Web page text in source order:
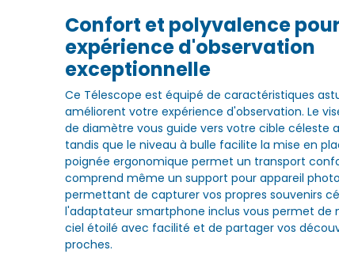
Confort et polyvalence
expérience d'observation
exceptionnelle
Ce Télescope est équipé de caractéristiques
améliorent votre expérience d'observation. Le
de diamètre vous guide vers votre cible céleste
tandis que le niveau à bulle facilite la mise en
poignée ergonomique permet un transport
comprend même un support pour appareil
permettant de capturer vos propres souvenirs
l'adaptateur smartphone inclus vous permet de
ciel étoilé avec facilité et de partager vos
proches.